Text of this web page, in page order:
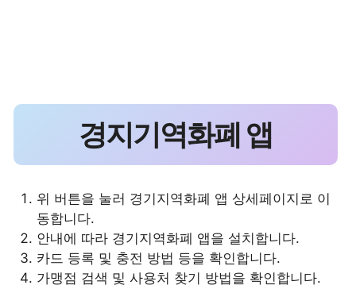
경지기역화폐 앱
위 버튼을 눌러 경기지역화폐 앱 상세페이지로 이
동합니다.
안내에 따라 경기지역화폐 앱을 설치합니다.
카드 등록 및 충전 방법 등을 확인합니다.
가맹점 검색 및 사용처 찾기 방법을 확인합니다.